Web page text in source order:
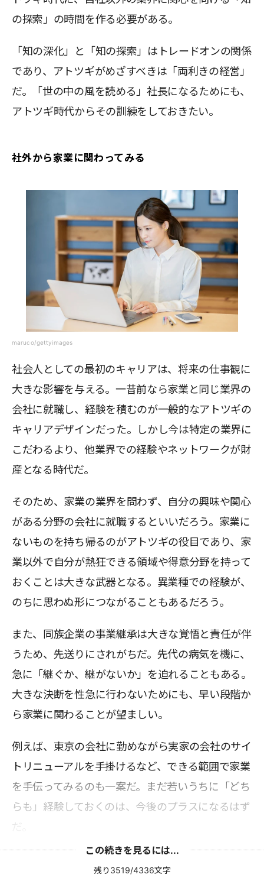
の探索」の時間を作る必要がある。
「知の深化」と「知の探索」はトレードオンの関係
であり、アトツギがめざすべきは「両利きの経営」
だ。「世の中の風を読める」社長になるためにも、
アトツギ時代からその訓練をしておきたい。
社外から家業に関わってみる
maruco/gettyimages
社会人としての最初のキャリアは、将来の仕事観に
大きな影響を与える。一昔前なら家業と同じ業界の
会社に就職し、経験を積むのが一般的なアトツギの
キャリアデザインだった。しかし今は特定の業界に
こだわるより、他業界での経験やネットワークが財
産となる時代だ。
そのため、家業の業界を問わず、自分の興味や関心
がある分野の会社に就職するといいだろう。家業に
ないものを持ち帰るのがアトツギの役目であり、家
業以外で自分が熱狂できる領域や得意分野を持って
おくことは大きな武器となる。異業種での経験が、
のちに思わぬ形につながることもあるだろう。
また、同族企業の事業継承は大きな覚悟と責任が伴
うため、先送りにされがちだ。先代の病気を機に、
急に「継ぐか、継がないか」を迫れることもある。
大きな決断を性急に行わないためにも、早い段階か
ら家業に関わることが望ましい。
例えば、東京の会社に勤めながら実家の会社のサイ
トリニューアルを手掛けるなど、できる範囲で家業
を手伝ってみるのも一案だ。まだ若いうちに「どち
らも」経験しておくのは、今後のプラスになるはず
だ。
この続きを見るには...
残り3519/4336文字